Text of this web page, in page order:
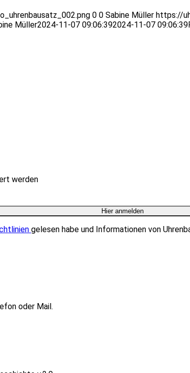
0 0 Sabine Müller https://
Müller2024-11-07 09:06:392024-11-07 09:06:39
werden
gelesen habe und Informationen von
oder Mail.